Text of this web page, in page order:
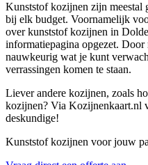
Kunststof kozijnen zijn meestal
bij elk budget. Voornamelijk
over kunststof kozijnen in
informatiepagina opgezet.
nauwkeurig wat je kunt
verrassingen komen te staan.
Liever andere kozijnen, zoals
kozijnen? Via Kozijnenkaart.nl
deskundige!
Kunststof kozijnen voor jouw